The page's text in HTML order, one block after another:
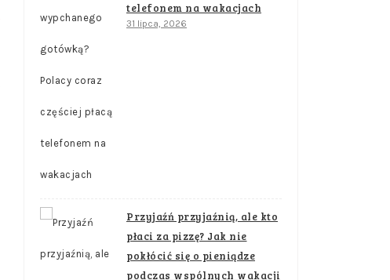
telefonem na wakacjach
31 lipca, 2026
Przyjaźń przyjaźnią, ale kto
płaci za pizzę? Jak nie
pokłócić się o pieniądze
podczas wspólnych wakacji